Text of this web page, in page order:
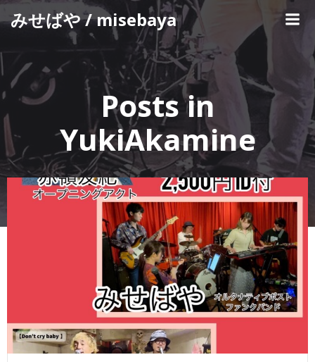
コ
ン
テ
ン
ツ
へ
ス
キ
ッ
みせばや / misebaya
Posts in
YukiAkamine